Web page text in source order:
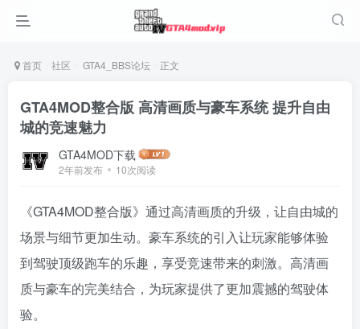
首页 社区 GTA4_BBS论坛 正文
GTA4MOD整合版 高清画质与豪车系统 提升自由
城的竞速魅力
GTA4MOD下载
2年前发布 10次阅读
《GTA4MOD整合版》通过高清画质的升级，让自由城的
场景与细节更加生动。豪车系统的引入让玩家能够体验
到驾驶顶级跑车的乐趣，享受竞速带来的刺激。高清画
质与豪车的完美结合，为玩家提供了更加震撼的驾驶体
验。